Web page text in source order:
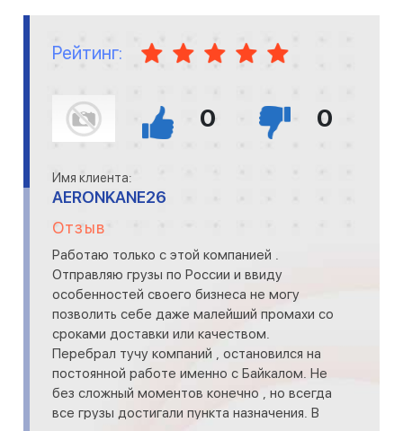
Рейтинг:
0 0
Имя клиента:
AERONKANE26
Отзыв
Работаю только с этой компанией .
Отправляю грузы по России и ввиду
особенностей своего бизнеса не могу
позволить себе даже малейший промахи со
сроками доставки или качеством.
Перебрал тучу компаний , остановился на
постоянной работе именно с Байкалом. Не
без сложный моментов конечно , но всегда
все грузы достигали пункта назначения. В